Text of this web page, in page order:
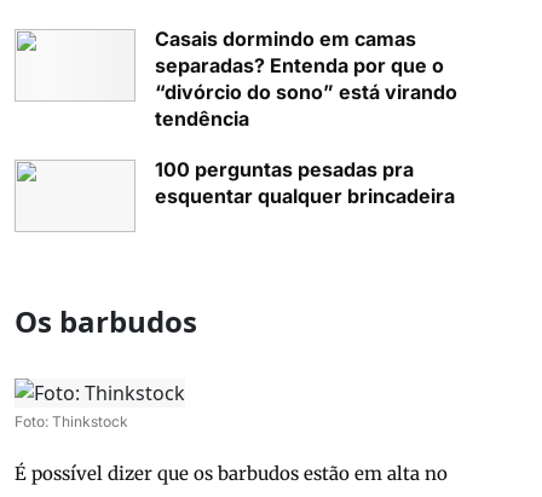
Casais dormindo em camas
separadas? Entenda por que o
“divórcio do sono” está virando
tendência
100 perguntas pesadas pra
esquentar qualquer brincadeira
Os barbudos
Foto: Thinkstock
É possível dizer que os barbudos estão em alta no